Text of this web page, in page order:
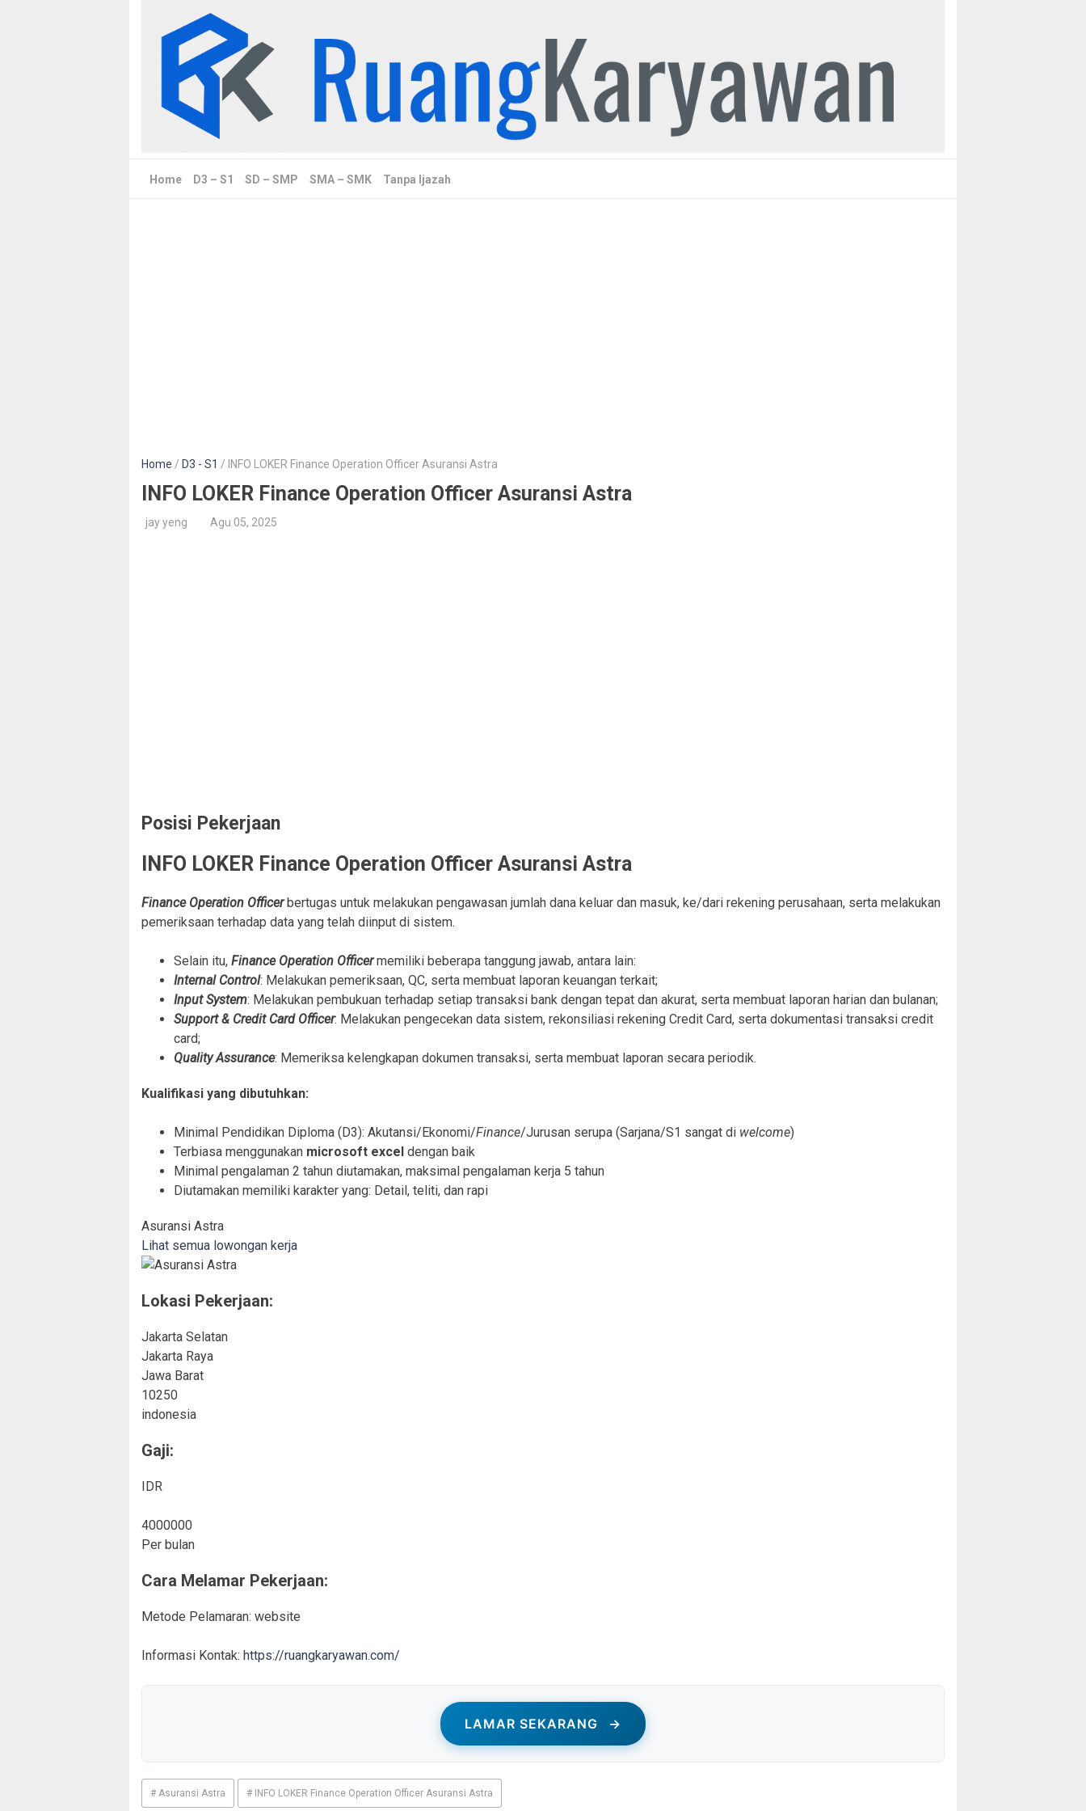
Home D3 – S1 SD – SMP SMA – SMK Tanpa Ijazah
Home / D3 - S1 / INFO LOKER Finance Operation Officer Asuransi Astra
INFO LOKER Finance Operation Officer Asuransi Astra
jay yeng Agu 05, 2025
Posisi Pekerjaan
INFO LOKER Finance Operation Officer Asuransi Astra
Finance Operation Officerbertugas untuk melakukan pengawasan jumlah dana keluar dan masuk, ke/dari rekening perusahaan, serta melakukan
pemeriksaan terhadap data yang telah diinput di sistem.
Selain itu, Finance Operation Officermemiliki beberapa tanggung jawab, antara lain:
Internal Control: Melakukan pemeriksaan, QC, serta membuat laporan keuangan terkait;
Input System: Melakukan pembukuan terhadap setiap transaksi bank dengan tepat dan akurat, serta membuat laporan harian dan bulanan;
Support & Credit Card Officer: Melakukan pengecekan data sistem, rekonsiliasi rekening Credit Card, serta dokumentasi transaksi credit
card;
Quality Assurance: Memeriksa kelengkapan dokumen transaksi, serta membuat laporan secara periodik.
Kualifikasi yang dibutuhkan:
Minimal Pendidikan Diploma (D3): Akutansi/Ekonomi/Finance/Jurusan serupa (Sarjana/S1 sangat di welcome)
Terbiasa menggunakan microsoft excel dengan baik
Minimal pengalaman 2 tahun diutamakan, maksimal pengalaman kerja 5 tahun
Diutamakan memiliki karakter yang: Detail, teliti, dan rapi
Asuransi Astra
Lihat semua lowongan kerja
Lokasi Pekerjaan:
Jakarta Selatan
Jakarta Raya
Jawa Barat
10250
indonesia
Gaji:
IDR
4000000
Per bulan
Cara Melamar Pekerjaan:
Metode Pelamaran: website
Informasi Kontak: https://ruangkaryawan.com/
LAMAR SEKARANG →
# Asuransi Astra # INFO LOKER Finance Operation Officer Asuransi Astra